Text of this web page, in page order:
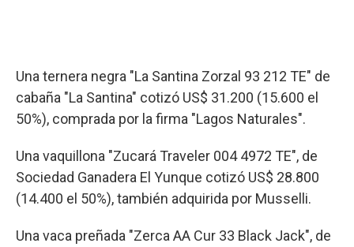
Una ternera negra "La Santina Zorzal 93 212 TE" de
cabaña "La Santina" cotizó US$ 31.200 (15.600 el
50%), comprada por la firma "Lagos Naturales".
Una vaquillona "Zucará Traveler 004 4972 TE", de
Sociedad Ganadera El Yunque cotizó US$ 28.800
(14.400 el 50%), también adquirida por Musselli.
Una vaca preñada "Zerca AA Cur 33 Black Jack", de